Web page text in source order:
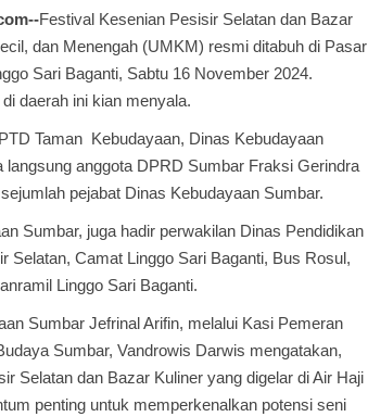
Festival Kesenian Pesisir Selatan dan Bazar
dan Menengah (UMKM) resmi ditabuh di Pasar
Sari Baganti, Sabtu 16 November 2024.
daerah ini kian menyala.
Taman Kebudayaan, Dinas Kebudayaan
langsung anggota DPRD Sumbar Fraksi Gerindra
pejabat Dinas Kebudayaan Sumbar.
Sumbar, juga hadir perwakilan Dinas Pendidikan
Selatan, Camat Linggo Sari Baganti, Bus Rosul,
Linggo Sari Baganti.
Sumbar Jefrinal Arifin, melalui Kasi Pemeran
Sumbar, Vandrowis Darwis mengatakan,
Selatan dan Bazar Kuliner yang digelar di Air Haji
penting untuk memperkenalkan potensi seni